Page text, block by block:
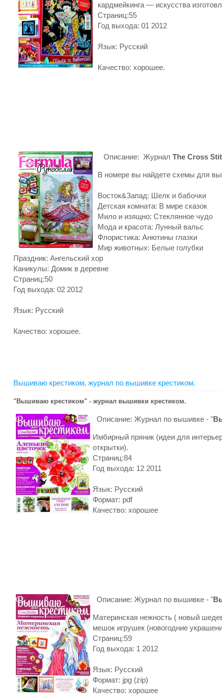
кардмейкинга — искусства
Страниц:55
Год выхода: 01 2012
Язык: Русский
Качество: хорошее.
Описание: Журнал The Cross
В номере вы найдете схемы для
Восток&Запад: Шелк и бабочки
Детская комната: В мире сказок
Мило и изящно: Стеклянное чудо
Мода и красота: Лунный вальс
Флористика: Анютины глазки
Мир животных: Белые голубки
Праздник: Ангельский хор
Каникулы: Домик в деревне
Страниц:50
Год выхода: 02 2012
Язык: Русский
Качество: хорошее.
Вышиваю крестиком, журнал по вышивке крестиком.
"Вышиваю крестиком" - журнал вышивки крестиком.
Описание: Журнал по вышивке - "
Имбирный пряник (идеи для
открытки).
Страниц:84
Год выхода: 12 2011
Язык: Русский
Формат: pdf
Качество: хорошее
Описание: Журнал по вышивке - "
Материнская нежность ( новый
мешок игрушек (новогодние
Страниц:59
Год выхода: 1 2012
Язык: Русский
Формат: jpg (zip)
Качество: хорошее